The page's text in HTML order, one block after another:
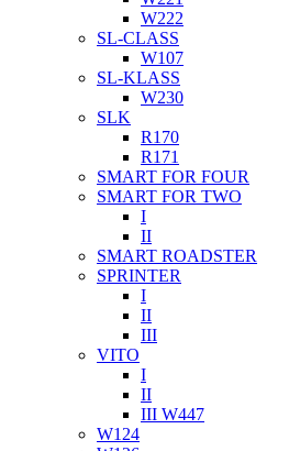
W222
SL-CLASS
W107
SL-KLASS
W230
SLK
R170
R171
SMART FOR FOUR
SMART FOR TWO
I
II
SMART ROADSTER
SPRINTER
I
II
III
VITO
I
II
III W447
W124